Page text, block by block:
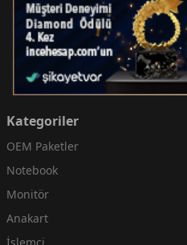
Kategoriler
OEM Paketler
Notebook
Monitör
Anakart